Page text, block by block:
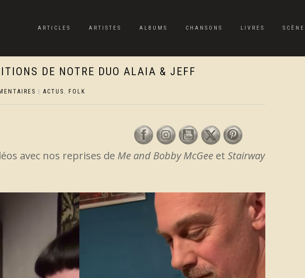
ARTICLES ARTISTES ALBUMS CHANSONS LIVRES SCÈNE
DE NOTRE DUO ALAIA & JEFF
ACTUS , FOLK
avec nos reprises de Me and Bobby McGee et Stairway